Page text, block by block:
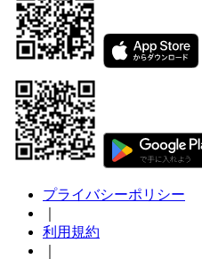
プライバシーポリシー
利用規約